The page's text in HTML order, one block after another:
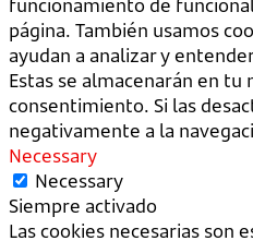
página. También usamos
ayudan a analizar y
Estas se almacenarán en tu
consentimiento. Si las
negativamente a la
Necessary
Necessary
Siempre activado
Las cookies necesarias son